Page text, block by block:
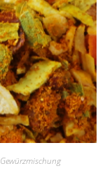
Gewürzmischung